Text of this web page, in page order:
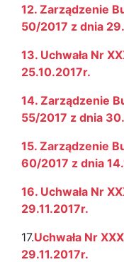
12. Zarządzenie
50/2017 z dnia
13. Uchwała Nr
25.10.2017r.
14. Zarządzenie
55/2017 z dnia
15. Zarządzenie
60/2017 z dnia
16. Uchwała Nr
29.11.2017r.
17.Uchwała Nr
29.11.2017r.